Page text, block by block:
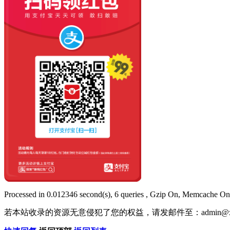
Processed in 0.012346 second(s), 6 queries , Gzip On, Memcache
若本站收录的资源无意侵犯了您的权益，请发邮件至：